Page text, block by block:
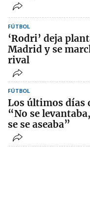
FÚTBOL
‘Rodri’ deja
Madrid y se
rival
FÚTBOL
Los últimos días
“No se
se se aseaba”